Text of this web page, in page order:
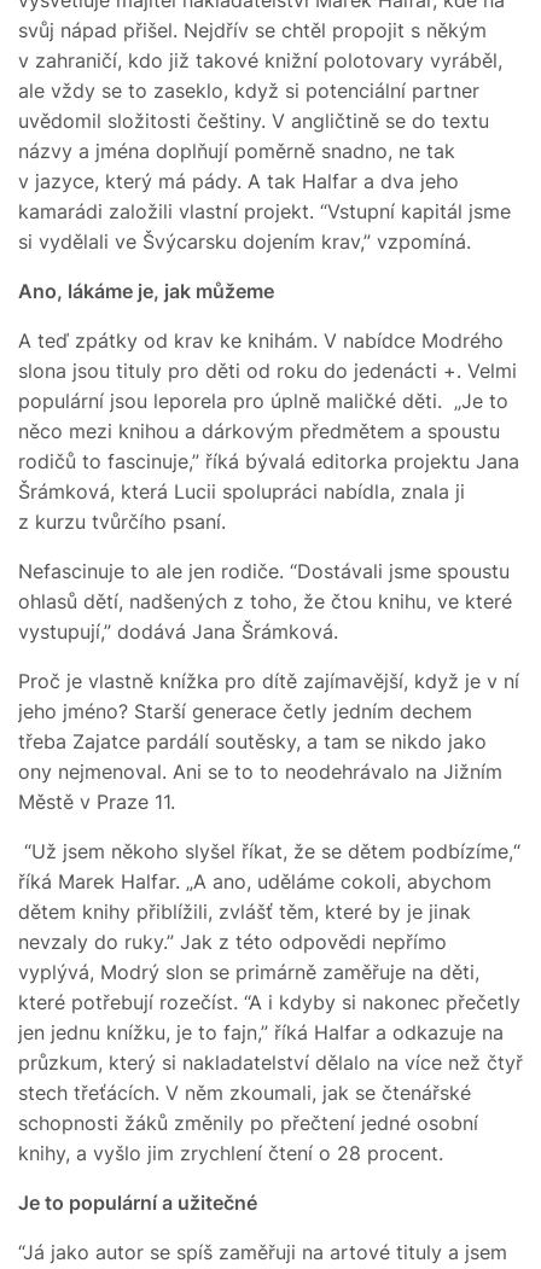
svůj nápad přišel. Nejdřív se chtěl propojit s někým
v zahraničí, kdo již takové knižní polotovary vyráběl,
ale vždy se to zaseklo, když si potenciální partner
uvědomil složitosti češtiny. V angličtině se do textu
názvy a jména doplňují poměrně snadno, ne tak
v jazyce, který má pády. A tak Halfar a dva jeho
kamarádi založili vlastní projekt. “Vstupní kapitál jsme
si vydělali ve Švýcarsku dojením krav,” vzpomíná.
Ano, lákáme je, jak můžeme
A teď zpátky od krav ke knihám. V nabídce Modrého
slona jsou tituly pro děti od roku do jedenácti +. Velmi
populární jsou leporela pro úplně maličké děti. „Je to
něco mezi knihou a dárkovým předmětem a spoustu
rodičů to fascinuje,” říká bývalá editorka projektu Jana
Šrámková, která Lucii spolupráci nabídla, znala ji
z kurzu tvůrčího psaní.
Nefascinuje to ale jen rodiče. “Dostávali jsme spoustu
ohlasů dětí, nadšených z toho, že čtou knihu, ve které
vystupují,” dodává Jana Šrámková.
Proč je vlastně knížka pro dítě zajímavější, když je v ní
jeho jméno? Starší generace četly jedním dechem
třeba Zajatce pardálí soutěsky, a tam se nikdo jako
ony nejmenoval. Ani se to to neodehrávalo na Jižním
Městě v Praze 11.
“Už jsem někoho slyšel říkat, že se dětem podbízíme,“
říká Marek Halfar. „A ano, uděláme cokoli, abychom
dětem knihy přiblížili, zvlášť těm, které by je jinak
nevzaly do ruky.” Jak z této odpovědi nepřímo
vyplývá, Modrý slon se primárně zaměřuje na děti,
které potřebují rozečíst. “A i kdyby si nakonec přečetly
jen jednu knížku, je to fajn,” říká Halfar a odkazuje na
průzkum, který si nakladatelství dělalo na více než čtyř
stech třeťácích. V něm zkoumali, jak se čtenářské
schopnosti žáků změnily po přečtení jedné osobní
knihy, a vyšlo jim zrychlení čtení o 28 procent.
Je to populární a užitečné
“Já jako autor se spíš zaměřuji na artové tituly a jsem